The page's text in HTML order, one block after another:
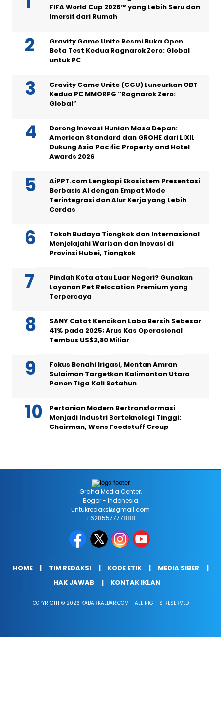
FIFA World Cup 2026™ yang Lebih Seru dan
Imersif dari Rumah
Gravity Game Unite Resmi Buka Open
Beta Test Kedua Ragnarok Zero: Global
untuk PC
Gravity Game Unite (GGU) Luncurkan OBT
Kedua PC MMORPG “Ragnarok Zero:
Global”
Dorong Inovasi Hunian Masa Depan:
American Standard dan GROHE dari LIXIL
Dukung Asia Pacific Property and Hotel
Awards 2026
AiPPT.com Lengkapi Ekosistem Presentasi
Berbasis AI dengan Empat Mode
Terintegrasi dan Alur Kerja yang Lebih
Cerdas
Tokoh Budaya Tiongkok dan Internasional
Menjelajahi Warisan dan Inovasi di
Provinsi Hubei, Tiongkok
Pindah Kota atau Luar Negeri? Gunakan
Layanan Pet Relocation Premium yang
Terpercaya
SANY Catat Kenaikan Laba Bersih Sebesar
41% pada 2025; Arus Kas Operasional
Tembus US$2,80 Miliar
Fokus Benahi Irigasi, Mentan Amran
Sulaiman Targetkan Kalimantan Utara
Panen Tiga Kali Setahun
Pertanian Modern Bertransformasi
Menjadi Industri Berteknologi Tinggi:
Chairman, Wens Foodstuff Group
Graha Media Center,
Bogor - Indonesia
untukredaksi@gmail.com
+628557777888
HOME TIM REDAKSI KODE ETIK
MEDIA SIBER
HAK JAWAB
KONTAK IKLAN
COPYRIGHT © 2026 KABARKALBAR.COM - ALL RIGHTS RESERVED